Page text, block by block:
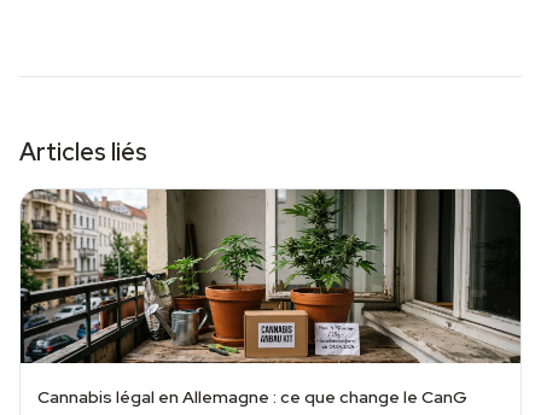
Articles liés
Cannabis légal en Allemagne : ce que change le CanG